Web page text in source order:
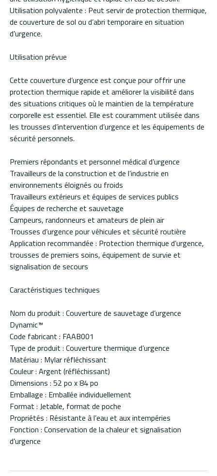
Utilisation polyvalente : Peut servir de protection thermique,
de couverture de sol ou d’abri temporaire en situation
d’urgence.
Utilisation prévue
Cette couverture d’urgence est conçue pour offrir une
protection thermique rapide et améliorer la visibilité dans
des situations critiques où le maintien de la température
corporelle est essentiel. Elle est couramment utilisée dans
les trousses d’intervention d’urgence et les équipements de
sécurité personnels.
Premiers répondants et personnel médical d’urgence
Travailleurs de la construction et de l’industrie en
environnements éloignés ou froids
Travailleurs extérieurs et équipes de services publics
Équipes de recherche et sauvetage
Campeurs, randonneurs et amateurs de plein air
Trousses d’urgence pour véhicules et sécurité routière
Application recommandée : Protection thermique d’urgence,
trousses de premiers soins, équipement de survie et
signalisation de secours
Caractéristiques techniques
Nom du produit : Couverture de sauvetage d’urgence
Dynamic™
Code fabricant : FAAB001
Type de produit : Couverture thermique d’urgence
Matériau : Mylar réfléchissant
Couleur : Argent (réfléchissant)
Dimensions : 52 po x 84 po
Emballage : Emballée individuellement
Format : Jetable, format de poche
Propriétés : Résistante à l’eau et aux intempéries
Fonction : Conservation de la chaleur et signalisation
d’urgence